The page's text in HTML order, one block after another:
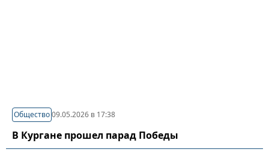
Общество09.05.2026 в 17:38
В Кургане прошел парад Победы